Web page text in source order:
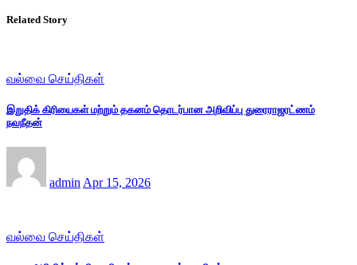
Related Story
வல்வை செய்திகள்
இறுதிக் கிரியைகள் மற்றும் தகனம் தொடர்பான அறிவிப்பு துரைராஜரட்ணம்
நவநீதன்
admin Apr 15, 2026
வல்வை செய்திகள்